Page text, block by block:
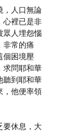
，人口無論
心裡已是非
眾人埋怨惱
非常的痛
個困境壓
求問耶和華
聽到耶和華
，他便率領
要休息，大